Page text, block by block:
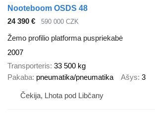
Nooteboom OSDS 48
24 390 €
590 000 CZK
Žemo profilio platforma puspriekabė
2007
Transporteris 33 500 kg
Pakaba pneumatika/pneumatika Ašys 3
Čekija, Lhota pod Libčany